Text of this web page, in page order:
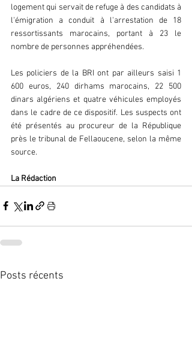
logement qui servait de refuge à des candidats à
l'émigration a conduit à l'arrestation de 18
ressortissants marocains, portant à 23 le
nombre de personnes appréhendées.
Les policiers de la BRI ont par ailleurs saisi 1
600 euros, 240 dirhams marocains, 22 500
dinars algériens et quatre véhicules employés
dans le cadre de ce dispositif. Les suspects ont
été présentés au procureur de la République
près le tribunal de Fellaoucene, selon la même
source.
La Rédaction
Posts récents